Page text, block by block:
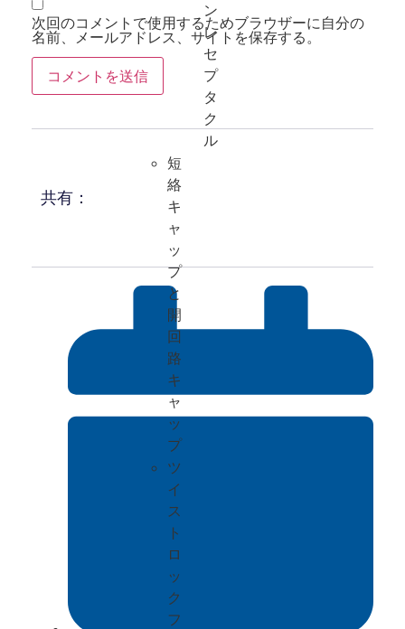
ン
レ
セ
プ
タ
ク
ル
短
絡
キ
ャ
ッ
プ
と
開
回
路
キ
ャ
ッ
プ
ツ
イ
ス
ト
ロ
ッ
ク
フ
次回のコメントで使用するためブラウザーに自分の
名前、メールアドレス、サイトを保存する。
共有：